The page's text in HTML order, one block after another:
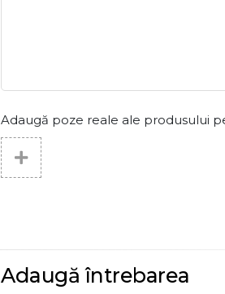
Adaugă poze reale ale produsului
Adaugă întrebarea